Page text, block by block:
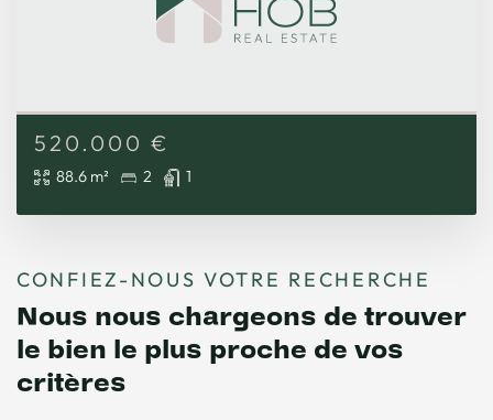
520.000 €
88.6 m² 2 1
CONFIEZ-NOUS VOTRE RECHERCHE
Nous nous chargeons de trouver
le bien le plus proche de vos
critères